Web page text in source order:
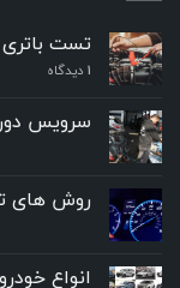
تست
۱ دیدگاه
سرویس
روش های
انواع